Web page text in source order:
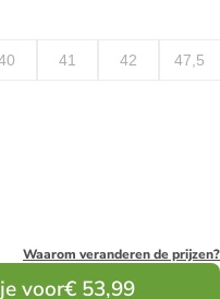
41 42 47,5
Waarom veranderen de prijzen?
voor€ 53,99